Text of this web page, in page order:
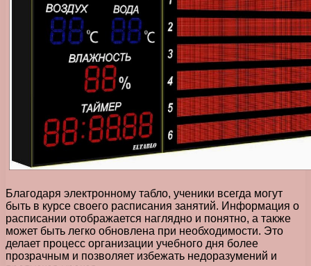
Благодаря электронному табло, ученики всегда могут
быть в курсе своего расписания занятий. Информация о
расписании отображается наглядно и понятно, а также
может быть легко обновлена при необходимости. Это
делает процесс организации учебного дня более
прозрачным и позволяет избежать недоразумений и